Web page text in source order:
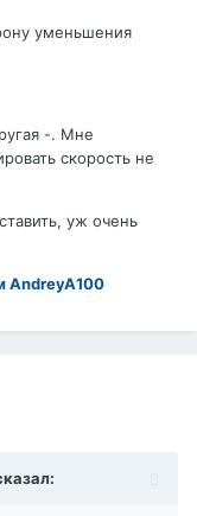
уменьшения
-. Мне
скорость не
уж очень
AndreyA100